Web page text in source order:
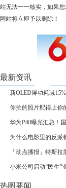
站无法一一核实，如果
网站将立即予以删除！
最新资讯
新OLED屏功耗减15%
你拍的照片配得上你
华为P40曝光汇总！
为什么电影里的反派
「动点播报」特斯
小米公司启动“民生”
热图要闻